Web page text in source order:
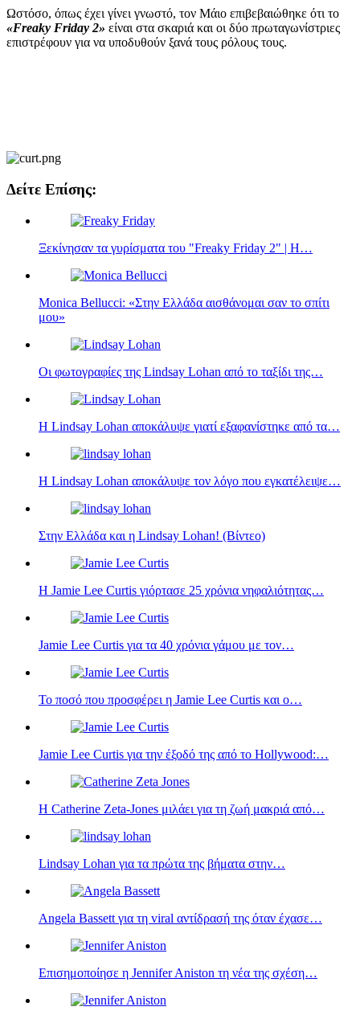
Ωστόσο, όπως έχει γίνει γνωστό, τον Μάιο επιβεβαιώθηκε ότι το
«Freaky Friday 2» είναι στα σκαριά και οι δύο πρωταγωνίστριες
επιστρέφουν για να υποδυθούν ξανά τους ρόλους τους.
Δείτε Επίσης:
Ξεκίνησαν τα γυρίσματα του "Freaky Friday 2" | Η…
Monica Bellucci: «Στην Ελλάδα αισθάνομαι σαν το σπίτι
μου»
Οι φωτογραφίες της Lindsay Lohan από το ταξίδι της…
H Lindsay Lohan αποκάλυψε γιατί εξαφανίστηκε από τα…
Η Lindsay Lohan αποκάλυψε τον λόγο που εγκατέλειψε…
Στην Ελλάδα και η Lindsay Lohan! (Βίντεο)
Η Jamie Lee Curtis γιόρτασε 25 χρόνια νηφαλιότητας…
Jamie Lee Curtis για τα 40 χρόνια γάμου με τον…
Το ποσό που προσφέρει η Jamie Lee Curtis και ο…
Jamie Lee Curtis για την έξοδό της από το Hollywood:…
Η Catherine Zeta-Jones μιλάει για τη ζωή μακριά από…
Lindsay Lohan για τα πρώτα της βήματα στην…
Angela Bassett για τη viral αντίδρασή της όταν έχασε…
Επισημοποίησε η Jennifer Aniston‎‎ τη νέα της σχέση…